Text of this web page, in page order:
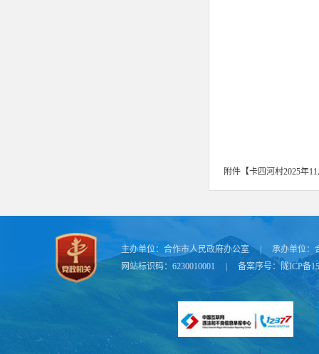
附件【卡四河村2025年
主办单位： 合作市人民政府办公室 承办单位：
网站标识码：6230010001
备案序号：陇ICP备